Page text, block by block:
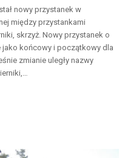
nowy przystanek w
między przystankami
skrzyż. Nowy przystanek o
końcowy i początkowy dla
zmianie uległy nazwy